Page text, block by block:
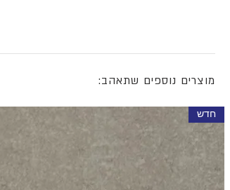
מוצרים נוספים שתאהב:
חדש